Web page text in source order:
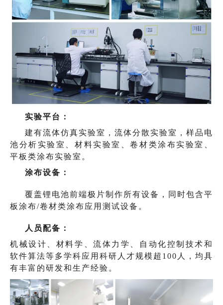
实验平台：
建有流体仿真实验室，流体分散实验室，样品电
池分析实验室、材料实验室、卷材类涂布实验室、
平板类涂布实验室。
涂布设备：
覆盖锂电池前端极片制作所有设备，同时包含平
板涂布/卷材类涂布应用测试设备。
人员配备：
机械设计、材料学、流体力学、自动化控制技术和
软件算法等多学科应用科研人才规模超100人，均具
有丰富的研发和生产经验。